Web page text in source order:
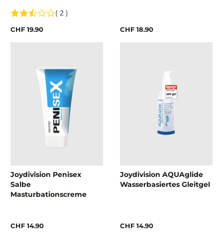
( 2 )
CHF 19.90 CHF 18.90
Joydivision Penisex
Salbe
Masturbationscreme
CHF 14.90
Joydivision AQUAglide
Wasserbasiertes Gleitgel
CHF 14.90